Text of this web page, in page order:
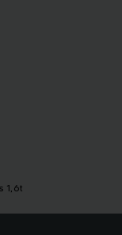
1,6t